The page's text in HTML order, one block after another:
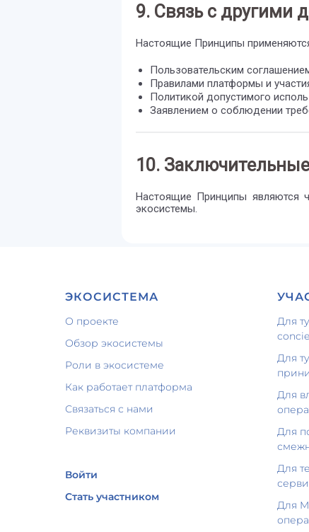
9. Связь с другими
Настоящие Принципы
Пользовательским
Правилами платформы и
Политикой допустимого
Заявлением о соблюдении
10.
Настоящие Принципы являются
экосистемы.
ЭКОСИСТЕМА
О проекте
Обзор экосистемы
Роли в экосистеме
Как работает платформа
Связаться с нами
Реквизиты компании
Войти
Стать участником
Для
Для
Для
Для
Для
Для